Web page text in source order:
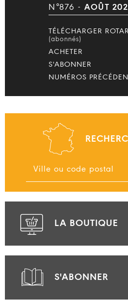
N°876 - AOÛT
TÉLÉCHARGER
(abonnés)
ACHETER
S'ABONNER
NUMÉROS
LA BOUTIQUE
S'ABONNER